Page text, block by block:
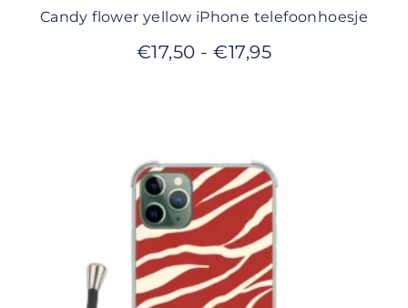
Candy flower yellow iPhone telefoonhoesje
€17,50 - €17,95